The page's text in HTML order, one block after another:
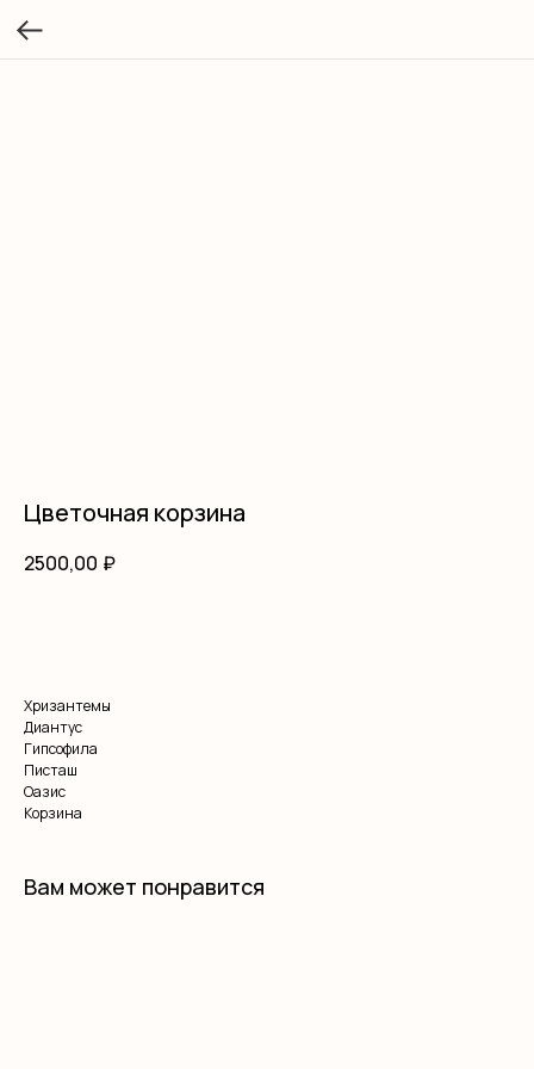
Цветочная корзина
2500,00 ₽
Хризантемы
Диантус
Гипсофила
Писташ
Оазис
Корзина
Вам может понравится